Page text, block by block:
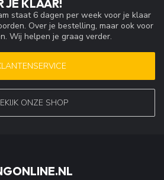
JE KLAAR!
staat 6 dagen per week voor je klaar
Over je bestelling, maar ook voor
Wij helpen je graag verder.
ONZE SHOP